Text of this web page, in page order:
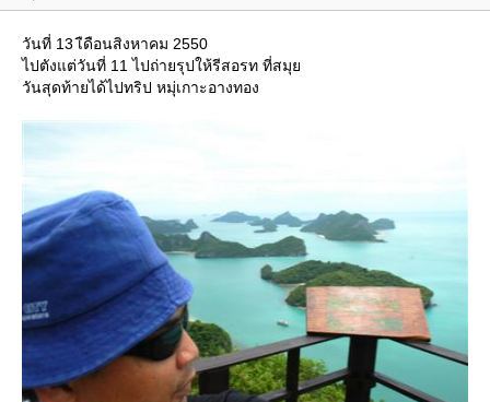
วันที่ 13 เืดือนสิงหาคม 2550
ไปตังแต่วันที่ 11 ไปถ่ายรุปให้รีสอรท ที่สมุ
วันสุดท้ายได้ไปทริป หมุ่เกาะอางทอง